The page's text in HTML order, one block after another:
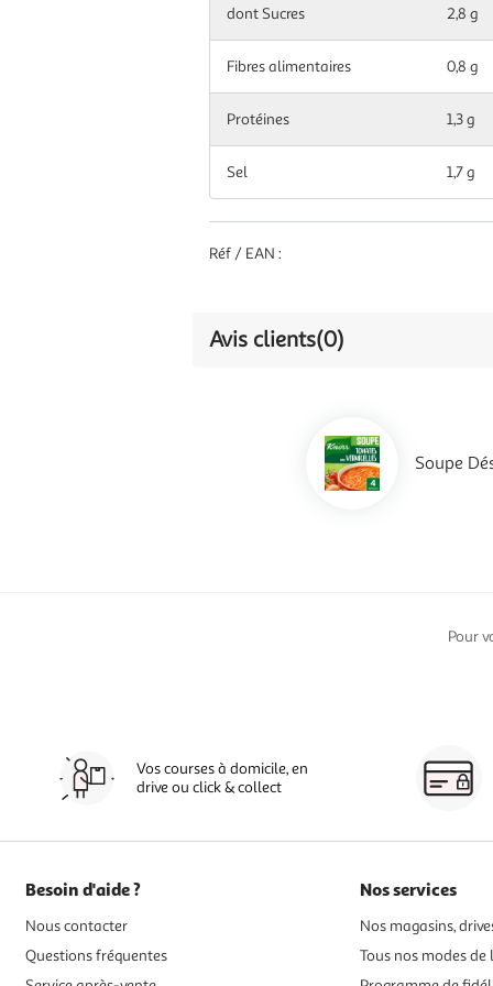
dont Sucres 2,8 g
Fibres alimentaires 0,8 g
Protéines 1,3 g
Sel 1,7 g
grasses
dont Acides
gras saturés
Glucides
dont Sucres
alimentaires
Réf / EAN :
Avis clients(0)
Soupe
Pour
Vos courses à domicile, en
drive ou click & collect
Besoin d'aide ?
Nous contacter
Questions fréquentes
Nos services
Nos magasins,
Tous nos modes de